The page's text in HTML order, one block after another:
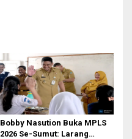
Bobby Nasution Buka MPLS
2026 Se-Sumut: Larang